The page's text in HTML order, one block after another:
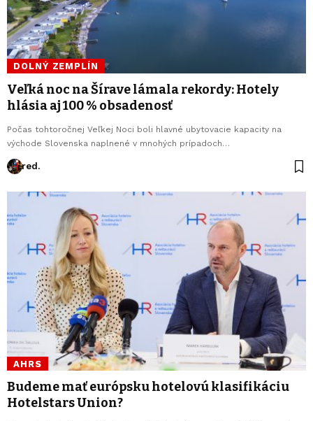
DOLNÝ ZEMPLÍN
Veľká noc na Šírave lámala rekordy: Hotely
hlásia aj 100 % obsadenosť
Počas tohtoročnej Veľkej Noci boli hlavné ubytovacie kapacity na
východe Slovenska naplnené v mnohých prípadoch…
red.
AHRS
Budeme mať európsku hotelovú klasifikáciu
Hotelstars Union?